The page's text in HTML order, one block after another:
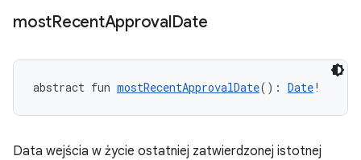
mostRecentApprovalDate
abstract fun mostRecentApprovalDate(): Date!
Data wejścia w życie ostatniej zatwierdzonej istotnej